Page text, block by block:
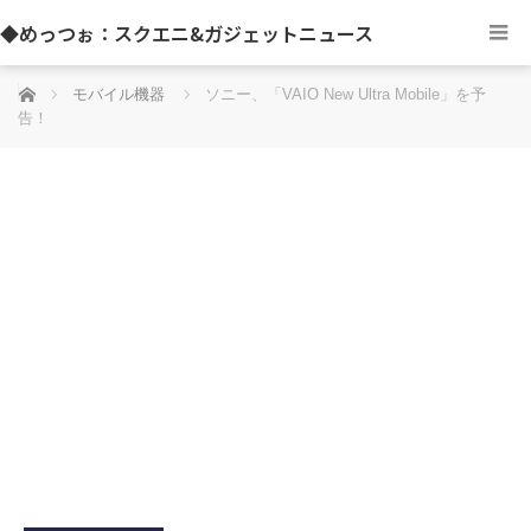
◆めっつぉ：スクエニ&ガジェットニュース
ホーム モバイル機器
ソニー、「VAIO New Ultra Mobile」を予
告！